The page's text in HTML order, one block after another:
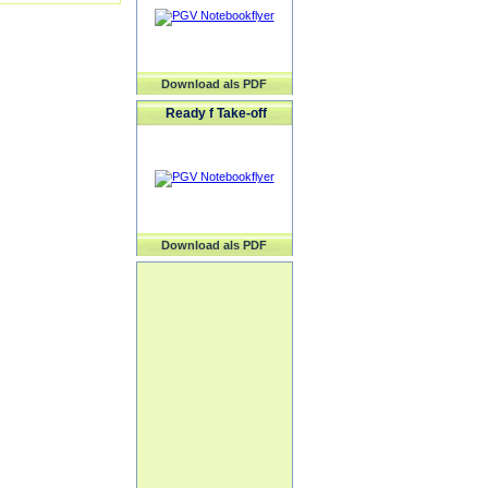
Download als PDF
Ready f Take-off
Download als PDF